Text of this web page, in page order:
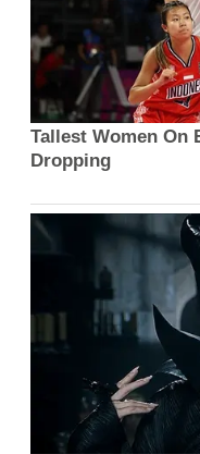
Tallest Women On
Dropping